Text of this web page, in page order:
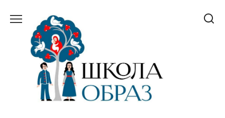
содержанию